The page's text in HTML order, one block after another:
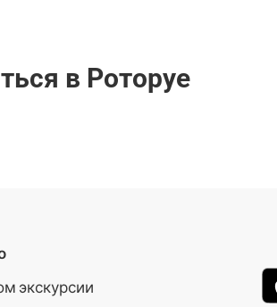
WeGoTripв Роторуе
экскурсии